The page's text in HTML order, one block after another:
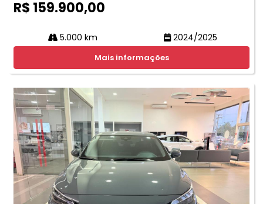
R$ 159.900,00
5.000 km 2024/2025
Mais informações